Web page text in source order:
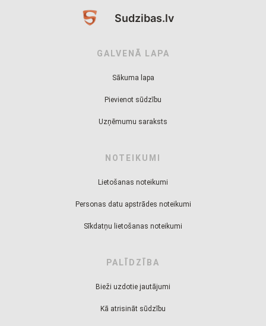
Sudzibas.lv
GALVENĀ LAPA
Sākuma lapa
Pievienot sūdzību
Uzņēmumu saraksts
NOTEIKUMI
Lietošanas noteikumi
Personas datu apstrādes noteikumi
Sīkdatņu lietošanas noteikumi
PALĪDZĪBA
Bieži uzdotie jautājumi
Kā atrisināt sūdzību